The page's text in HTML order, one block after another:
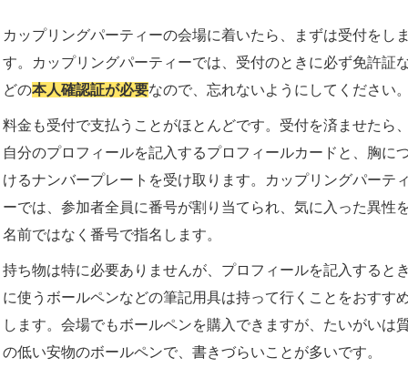
カップリングパーティーの会場に着いたら、まずは受付をし
す。カップリングパーティーでは、受付のときに必ず免許証
どの本人確認証が必要なので、忘れないようにしてください
料金も受付で支払うことがほとんどです。受付を済ませたら
自分のプロフィールを記入するプロフィールカードと、胸に
けるナンバープレートを受け取ります。カップリングパーテ
ーでは、参加者全員に番号が割り当てられ、気に入った異性
名前ではなく番号で指名します。
持ち物は特に必要ありませんが、プロフィールを記入すると
に使うボールペンなどの筆記用具は持って行くことをおすす
します。会場でもボールペンを購入できますが、たいがいは
の低い安物のボールペンで、書きづらいことが多いです。